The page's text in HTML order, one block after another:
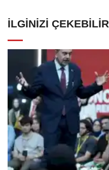
İLGINIZI ÇEKEBILIR